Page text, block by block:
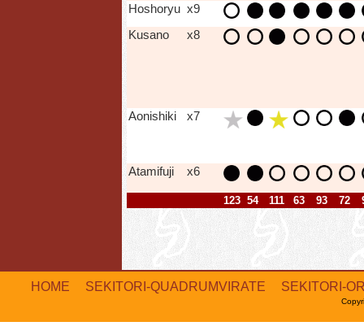
Hoshoryu x9
Kusano
x8
Aonishiki x7
Atamifuji x6
123 54 111 63 93 72
HOME SEKITORI-QUADRUMVIRATE SEKITORI-